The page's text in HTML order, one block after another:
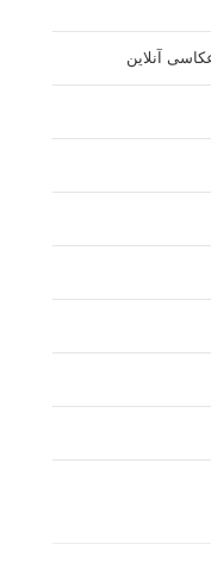
آنلاین